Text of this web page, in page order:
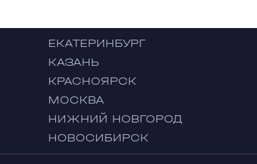
ЕКАТЕРИНБУРГ
КАЗАНЬ
КРАСНОЯРСК
МОСКВА
НИЖНИЙ НОВГОРОД
НОВОСИБИРСК